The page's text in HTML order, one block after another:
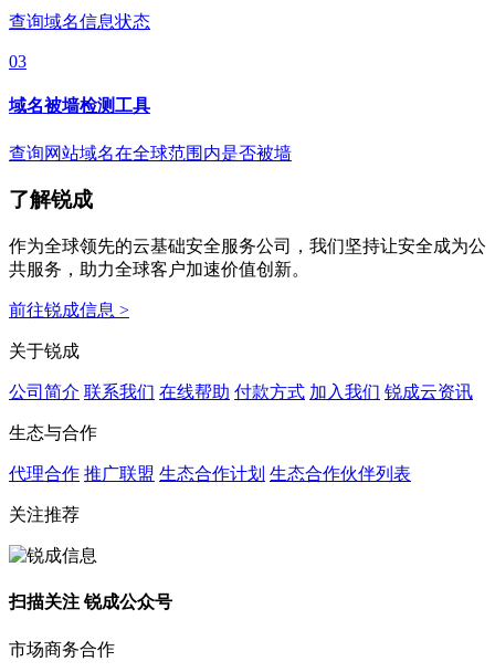
查询域名信息状态
03
域名被墙检测工具
查询网站域名在全球范围内是否被墙
了解锐成
作为全球领先的云基础安全服务公司，我们坚持让安全成为公
共服务，助力全球客户加速价值创新。
前往锐成信息 >
关于锐成
公司简介 联系我们 在线帮助 付款方式 加入我们 锐成云资讯
生态与合作
代理合作 推广联盟 生态合作计划 生态合作伙伴列表
关注推荐
扫描关注 锐成公众号
市场商务合作